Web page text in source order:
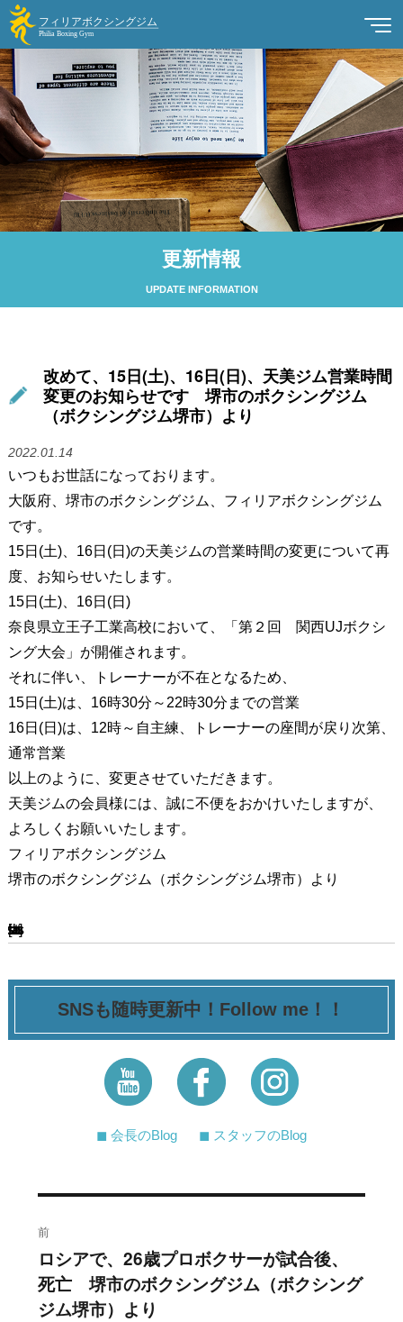
更新情報
UPDATE INFORMATION
改めて、15日(土)、16日(日)、天美ジム営業時間
変更のお知らせです 堺市のボクシングジム
（ボクシングジム堺市）より
2022.01.14
いつもお世話になっております。
大阪府、堺市のボクシングジム、フィリアボクシングジム
です。
15日(土)、16日(日)の天美ジムの営業時間の変更について再
度、お知らせいたします。
15日(土)、16日(日)
奈良県立王子工業高校において、「第２回 関西UJボクシ
ング大会」が開催されます。
それに伴い、トレーナーが不在となるため、
15日(土)は、16時30分～22時30分までの営業
16日(日)は、12時～自主練、トレーナーの座間が戻り次第、
通常営業
以上のように、変更させていただきます。
天美ジムの会員様には、誠に不便をおかけいたしますが、
よろしくお願いいたします。
フィリアボクシングジム
堺市のボクシングジム（ボクシングジム堺市）より
[ssba-buttons]
SNSも随時更新中！Follow me！！
◼︎ 会長のBlog ◼︎ スタッフのBlog
稿
ナ
前
過
去
の
ロシアで、26歳プロボクサーが試合後、
死亡 堺市のボクシングジム（ボクシング
ジム堺市）より